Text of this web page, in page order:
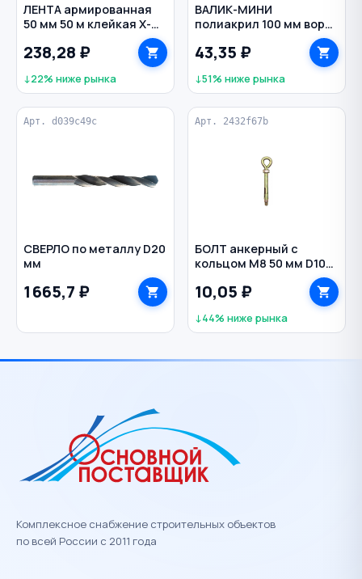
ЛЕНТА армированная
50 мм 50 м клейкая X-
238,28 ₽
↓22% ниже рынка
ВАЛИК-МИНИ
полиакрил 100 мм ворс
11 мм D37 мм сменный 2
шт BIBER
43,35 ₽
↓51% ниже рынка
Арт. d039c49c
СВЕРЛО по металлу D20
мм
1 665,7 ₽
Арт. 2432f67b
БОЛТ анкерный с
кольцом M8 50 мм D10
10,05 ₽
↓44% ниже рынка
Комплексное снабжение строительных объектов
по всей России с 2011 года